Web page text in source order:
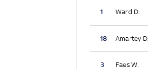
1 Ward D.
18 Amartey D.
3 Faes W.